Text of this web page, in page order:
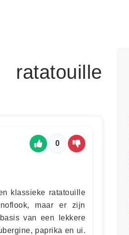
0
klassieke ratatouille
maar er zijn
van een lekkere
paprika en ui.